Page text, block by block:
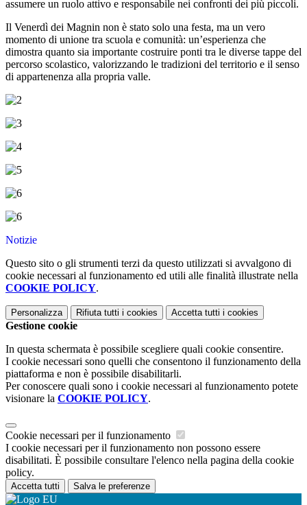
assumere un ruolo attivo e responsabile nei confronti dei più piccoli.
Il Venerdì dei Magnin non è stato solo una festa, ma un vero
momento di unione tra scuola e comunità: un’esperienza che
dimostra quanto sia importante costruire ponti tra le diverse tappe del
percorso scolastico, valorizzando le tradizioni del territorio e il senso
di appartenenza alla propria valle.
Notizie
Questo sito o gli strumenti terzi da questo utilizzati si avvalgono di
cookie necessari al funzionamento ed utili alle finalità illustrate nella
COOKIE POLICY.
Personalizza Rifiuta tutti i cookies Accetta tutti i cookies
Gestione cookie
In questa schermata è possibile scegliere quali cookie consentire.
I cookie necessari sono quelli che consentono il funzionamento della
piattaforma e non è possibile disabilitarli.
Per conoscere quali sono i cookie necessari al funzionamento potete
visionare la COOKIE POLICY.
Cookie necessari per il funzionamento
I cookie necessari per il funzionamento non possono essere
disabilitati. È possibile consultare l'elenco nella pagina della cookie
policy.
Accetta tutti Salva le preferenze